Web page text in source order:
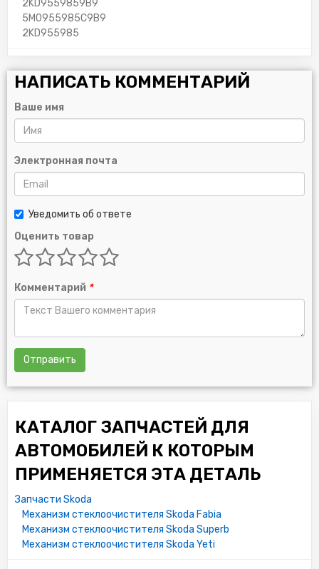
2KD9559859B9
5M0955985C9B9
2KD955985
НАПИСАТЬ КОММЕНТАРИЙ
Ваше имя
Электронная почта
Уведомить об ответе
Оценить товар
Комментарий *
Отправить
КАТАЛОГ ЗАПЧАСТЕЙ ДЛЯ
АВТОМОБИЛЕЙ К КОТОРЫМ
ПРИМЕНЯЕТСЯ ЭТА ДЕТАЛЬ
Запчасти Skoda
Механизм стеклоочистителя Skoda Fabia
Механизм стеклоочистителя Skoda Superb
Механизм стеклоочистителя Skoda Yeti